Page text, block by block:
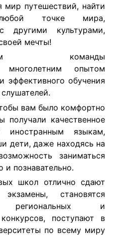
мир путешествий, найти
точке мира,
другими культурами,
мечты!
команды
многолетним опытом
эффективного обучения
вам было комфортно
качественное
иностранным языкам,
дети, даже находясь на
заниматься
и познавательно.
школ отлично сдают
становятся
региональных и
поступают в
по всему миру